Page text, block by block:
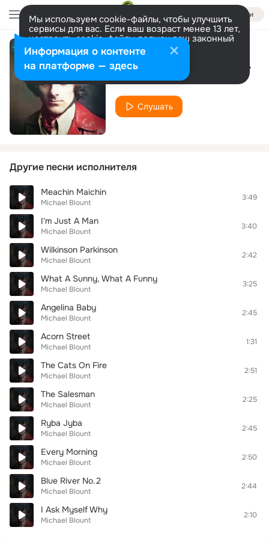
Войти
Мы используем cookie-файлы, чтобы улучшить
сервисы для вас. Если ваш возраст менее 13 лет,
настроить cookie-файлы должен ваш законный
представитель. Больше информации
Разрешить все Настроить Ceaicles Miscallaneous
Michael Blount
Слушать
Другие песни исполнителя
Meachin Maichin
Michael Blount
3:49
I'm Just A Man
Michael Blount
3:40
Wilkinson Parkinson
Michael Blount
2:42
What A Sunny, What A Funny
Michael Blount
3:25
Angelina Baby
Michael Blount
2:45
Acorn Street
Michael Blount
1:31
The Cats On Fire
Michael Blount
2:51
The Salesman
Michael Blount
2:25
Ryba Jyba
Michael Blount
2:45
Every Morning
Michael Blount
2:50
Blue River No.2
Michael Blount
2:44
I Ask Myself Why
Michael Blount
2:10
Информация о контенте
на платформе — здесь